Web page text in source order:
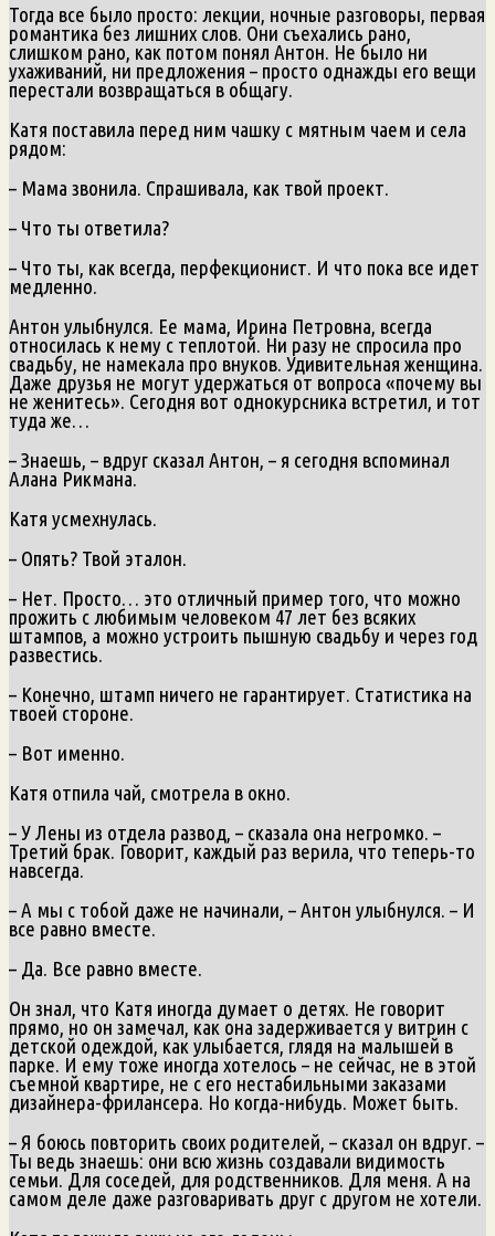
Тогда все было просто: лекции, ночные разговоры, первая
романтика без лишних слов. Они съехались рано,
слишком рано, как потом понял Антон. Не было ни
ухаживаний, ни предложения – просто однажды его вещи
перестали возвращаться в общагу.
Катя поставила перед ним чашку с мятным чаем и села
рядом:
– Мама звонила. Спрашивала, как твой проект.
– Что ты ответила?
– Что ты, как всегда, перфекционист. И что пока все идет
медленно.
Антон улыбнулся. Ее мама, Ирина Петровна, всегда
относилась к нему с теплотой. Ни разу не спросила про
свадьбу, не намекала про внуков. Удивительная женщина.
Даже друзья не могут удержаться от вопроса «почему вы
не женитесь». Сегодня вот однокурсника встретил, и тот
туда же…
– Знаешь, – вдруг сказал Антон, – я сегодня вспоминал
Алана Рикмана.
Катя усмехнулась.
– Опять? Твой эталон.
– Нет. Просто… это отличный пример того, что можно
прожить с любимым человеком 47 лет без всяких
штампов, а можно устроить пышную свадьбу и через год
развестись.
– Конечно, штамп ничего не гарантирует. Статистика на
твоей стороне.
– Вот именно.
Катя отпила чай, смотрела в окно.
– У Лены из отдела развод, – сказала она негромко. –
Третий брак. Говорит, каждый раз верила, что теперь-то
навсегда.
– А мы с тобой даже не начинали, – Антон улыбнулся. – И
все равно вместе.
– Да. Все равно вместе.
Он знал, что Катя иногда думает о детях. Не говорит
прямо, но он замечал, как она задерживается у витрин с
детской одеждой, как улыбается, глядя на малышей в
парке. И ему тоже иногда хотелось – не сейчас, не в этой
съемной квартире, не с его нестабильными заказами
дизайнера-фрилансера. Но когда-нибудь. Может быть.
– Я боюсь повторить своих родителей, – сказал он вдруг. –
Ты ведь знаешь: они всю жизнь создавали видимость
семьи. Для соседей, для родственников. Для меня. А на
самом деле даже разговаривать друг с другом не хотели.